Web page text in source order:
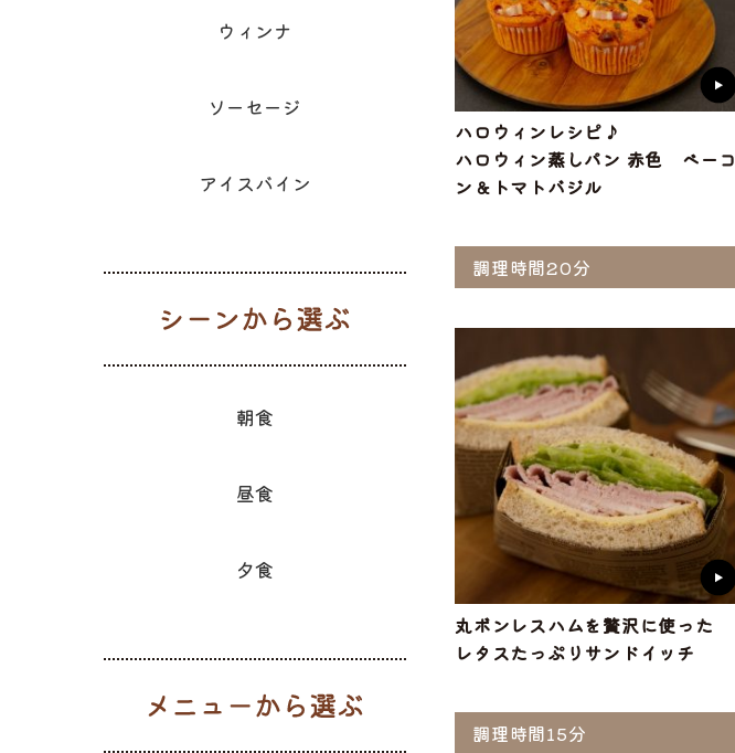
ハロウィンレシピ♪
ハロウィン蒸しパン 赤色 ベーコ
ン＆トマトバジル
調理時間20分
丸ボンレスハムを贅沢に使った
レタスたっぷりサンドイッチ
調理時間15分
ウィンナ
ソーセージ
アイスバイン
シーンから選ぶ
朝食
昼食
夕食